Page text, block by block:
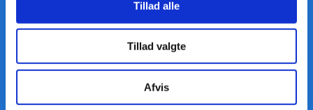
Tillad alle
Tillad valgte
Afvis
9300 Sæby
Telefon:98 46 83 58